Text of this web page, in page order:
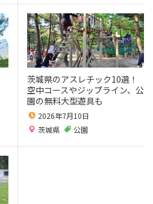
茨城県のアスレチック10選！
空中コースやジップライン、公
園の無料大型遊具も
2026年7月10日
茨城県
公園